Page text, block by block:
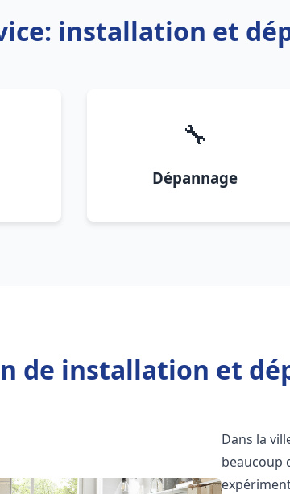
installation et
🔧
Dépannage
de installation et
Dans la
beaucoup